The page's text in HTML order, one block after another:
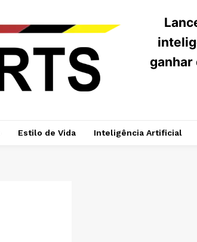
ganhar
Estilo de Vida Inteligência Artificial